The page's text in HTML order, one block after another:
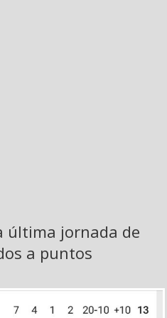
última jornada de
a puntos